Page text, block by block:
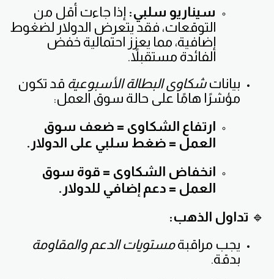
سيناريو سلبي: إذا جاءت أقل من
التوقعات، فقد يتعرض الدولار لضغوط
إضافية، مما يعزز احتمالية خفض
الفائدة مستقبلاً.
بياناتشكاوى البطالة الأسبوعية قد تكون
مؤشرًا هامًا على حالة سوق العمل:
ارتفاع الشكاوى = ضعف سوق
العمل = ضغط سلبي على الدولار.
انخفاض الشكاوى = قوة سوق
العمل = دعم إضافي للدولار.
🔹 تداول الذهب:
يجب مراقبةمستويات الدعم والمقاومة
بدقة.